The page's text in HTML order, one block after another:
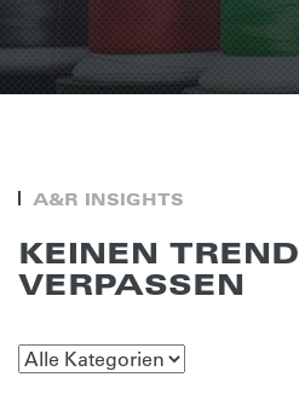
A&R INSIGHTS
KEINEN TREND
VERPASSEN